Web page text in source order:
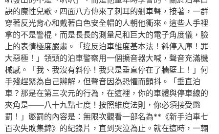
訣的魔性兒歌。四面八方傳來了刺耳的剎車聲，接著，一群
穿著反光背心和戴著白色安全帽的人朝他衝來。這些人手裡
拿的不是警棍，而是長長的測量尺和巨大的電子角度儀，臉
上的表情極度嚴肅。「違反泊車維度基本法！斜停入庫！罪
大惡極！」領頭的泊車警察用一個擴音器大喊，聲音充滿機
械感。「我、我沒有斜停！我只是垂直停在了牆壁上！」何
手殘趕緊為自己辯解，但聲音因為恐懼而顫抖。「垂直泊
車？那是在第三次元的行為，在這裡，你的車體與停車線的
夾角是——八十九點七度！按照維度法則，你必須接受懲
罰！」懲罰的內容是：無限次觀看一部名為**《新手泊車七
百次失敗集錦》的紀錄片，直到哭泣為止。就在這時，一輛